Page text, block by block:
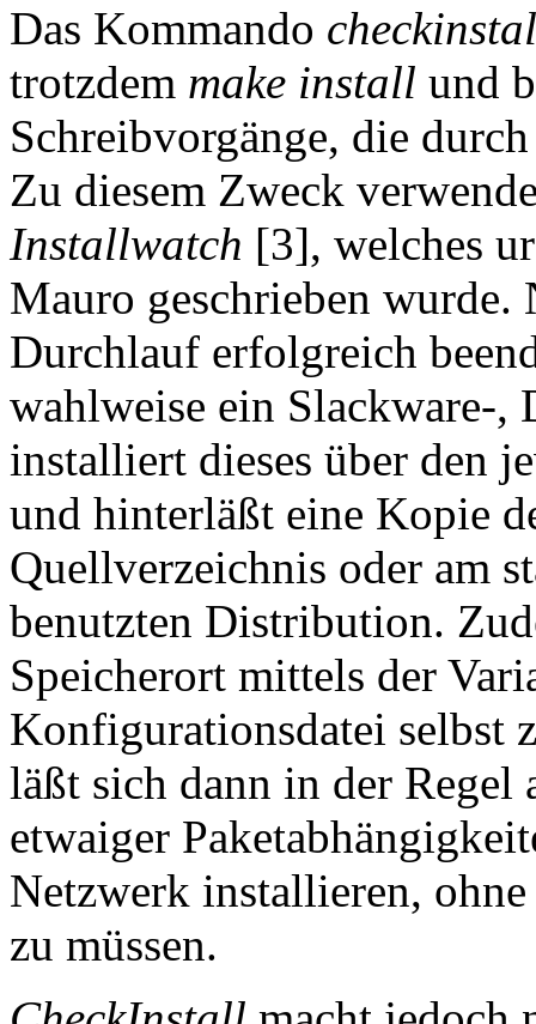
Das Kommando
trotzdem make install und
Schreibvorgänge, die
Zu diesem Zweck
Installwatch [3], welches
Mauro geschrieben wurde.
Durchlauf erfolgreich
wahlweise ein Slackware-,
installiert dieses über den
und hinterläßt eine Kopie
Quellverzeichnis oder am
benutzten Distribution.
Speicherort mittels der
Konfigurationsdatei selbst
läßt sich dann in der
etwaiger
Netzwerk installieren,
zu müssen.